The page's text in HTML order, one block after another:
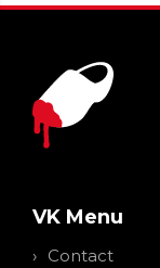
VK Menu
Contact